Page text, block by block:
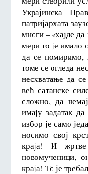
Украјинска
патријархата
многи – «хајде
мери то је имало
да се помиримо,
томе се огледа
несхватање да
већ сатанске
сложно, да
имају задатак
избор је само
носимо свој
краја! И
новомученици,
краја! То је